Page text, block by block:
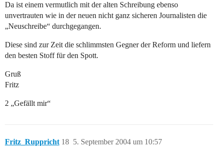
Da ist einem vermutlich mit der alten Schreibung ebenso
unvertrauten wie in der neuen nicht ganz sicheren Journalisten die
„Neuschreibe“ durchgegangen.
Diese sind zur Zeit die schlimmsten Gegner der Reform und liefern
den besten Stoff für den Spott.
Gruß
Fritz
2 „Gefällt mir“
Fritz_Ruppricht 5. September 2004 um 10:57
18